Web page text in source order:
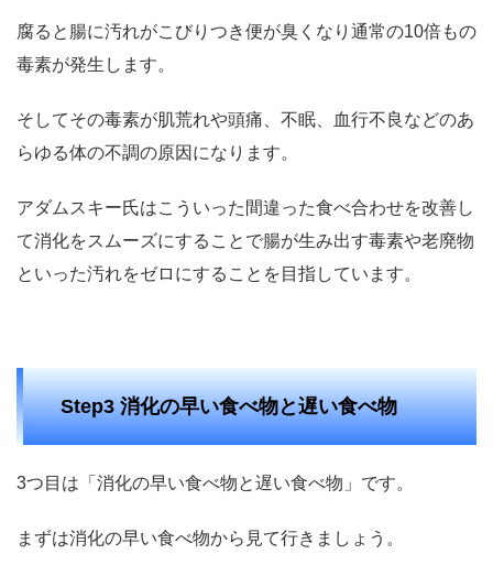
腐ると腸に汚れがこびりつき便が臭くなり通常の10倍もの
毒素が発生します。
そしてその毒素が肌荒れや頭痛、不眠、血行不良などのあ
らゆる体の不調の原因になります。
アダムスキー氏はこういった間違った食べ合わせを改善し
て消化をスムーズにすることで腸が生み出す毒素や老廃物
といった汚れをゼロにすることを目指しています。
Step3 消化の早い食べ物と遅い食べ物
3つ目は「消化の早い食べ物と遅い食べ物」です。
まずは消化の早い食べ物から見て行きましょう。